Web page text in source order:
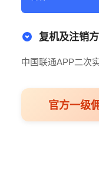
复机及注销
中国联通APP二次
官方一级